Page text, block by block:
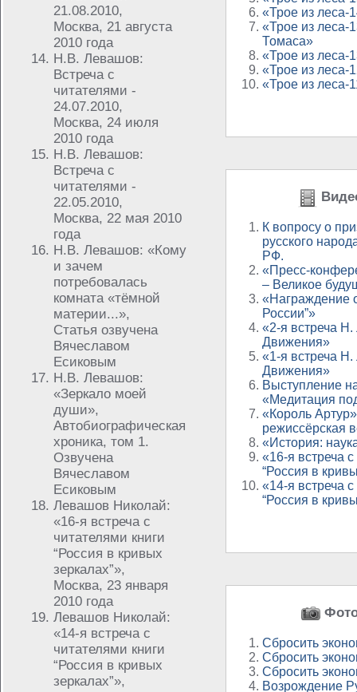
21.08.2010,
Москва, 21 августа
2010 года
Н.В. Левашов:
Встреча с
читателями -
24.07.2010,
Москва, 24 июля
2010 года
Н.В. Левашов:
Встреча с
читателями -
22.05.2010,
Москва, 22 мая 2010
года
Н.В. Левашов: «Кому
и зачем
потребовалась
комната «тёмной
материи...»,
Статья озвучена
Вячеславом
Есиковым
Н.В. Левашов:
«Зеркало моей
души»,
Автобиографическая
хроника, том 1.
Озвучена
Вячеславом
Есиковым
Левашов Николай:
«16-я встреча с
читателями книги
“Россия в кривых
зеркалах”»,
Москва, 23 января
2010 года
Левашов Николай:
«14-я встреча с
читателями книги
“Россия в кривых
зеркалах”»,
«Трое из леса-
«Трое из леса-
Томаса»
«Трое из леса-
«Трое из леса-
«Трое из леса-
К вопросу о
русского
РФ.
«Пресс-
– Великое
«Награждение
России”»
«2-я встреча
Движения»
«1-я встреча
Движения»
Выступление
«Медитация
«Король
режиссёрская
«История:
«16-я встреча
“Россия в
«14-я встреча
“Россия в
Сбросить
Сбросить
Сбросить
Возрождение